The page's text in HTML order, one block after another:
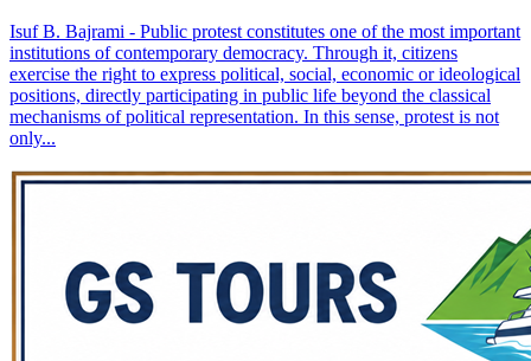
Isuf B. Bajrami - Public protest constitutes one of the most important
institutions of contemporary democracy. Through it, citizens
exercise the right to express political, social, economic or ideological
positions, directly participating in public life beyond the classical
mechanisms of political representation. In this sense, protest is not
only...